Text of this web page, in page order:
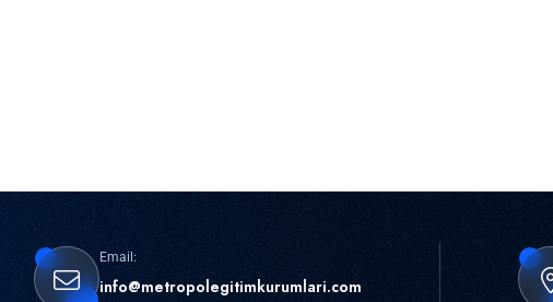
Email:
info@metropolegitimkurumlari.com